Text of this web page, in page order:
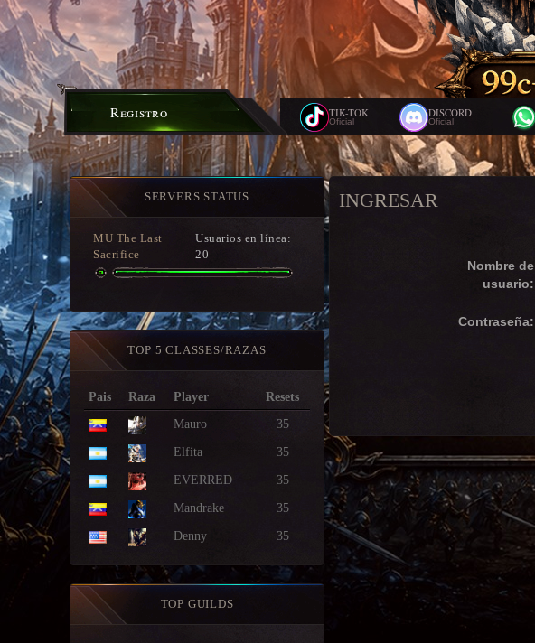
Registro TIK-TOK
Oficial
DISCORD
Oficial
SERVERS STATUS
MU The Last
Sacrifice
Usuarios en línea:
20
TOP 5 CLASSES/RAZAS
Pais Raza Player
Resets
Mauro
35
Elfita 35
EVERRED 35
Mandrake 35
Denny 35
TOP GUILDS
INGRESAR
Nombre de
usuario:
Contraseña: